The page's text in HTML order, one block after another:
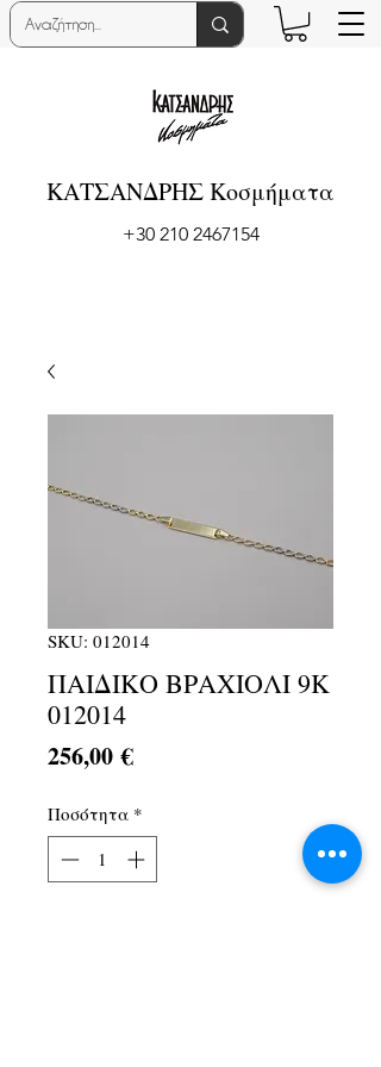
ΚΑΤΣΑΝΔΡΗΣ Κοσμήματα
+30 210 2467154
SKU: 012014
ΠΑΙΔΙΚΟ ΒΡΑΧΙΟΛΙ 9Κ
012014
256,00 €Τιμή
Ποσότητα *